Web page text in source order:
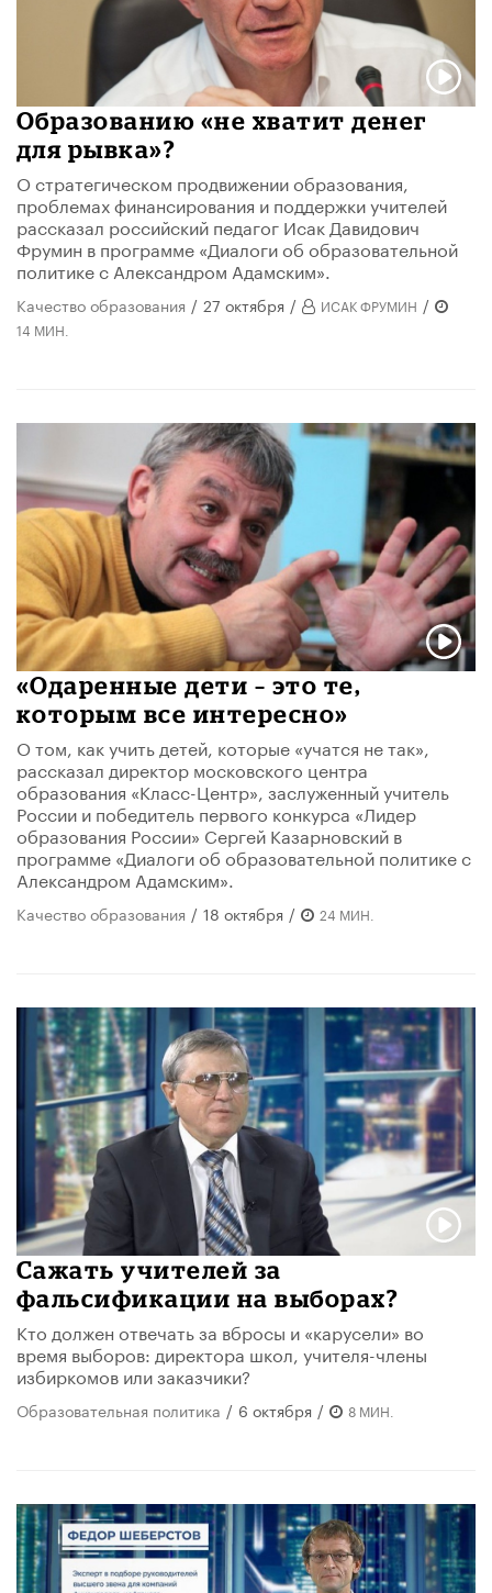
Образованию «не хватит денег
для рывка»?
О стратегическом продвижении образования,
проблемах финансирования и поддержки учителей
рассказал российский педагог Исак Давидович
Фрумин в программе «Диалоги об образовательной
политике с Александром Адамским».
Качество образования / 27 октября / ИСАК ФРУМИН /
14 МИН.
«Одаренные дети – это те,
которым все интересно»
О том, как учить детей, которые «учатся не так»,
рассказал директор московского центра
образования «Класс-Центр», заслуженный учитель
России и победитель первого конкурса «Лидер
образования России» Сергей Казарновский в
программе «Диалоги об образовательной политике с
Александром Адамским».
Качество образования / 18 октября / 24 МИН.
Сажать учителей за
фальсификации на выборах?
Кто должен отвечать за вбросы и «карусели» во
время выборов: директора школ, учителя-члены
избиркомов или заказчики?
Образовательная политика / 6 октября / 8 МИН.